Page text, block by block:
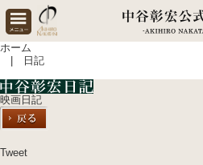
ホーム
| 日記
映画日記
Tweet